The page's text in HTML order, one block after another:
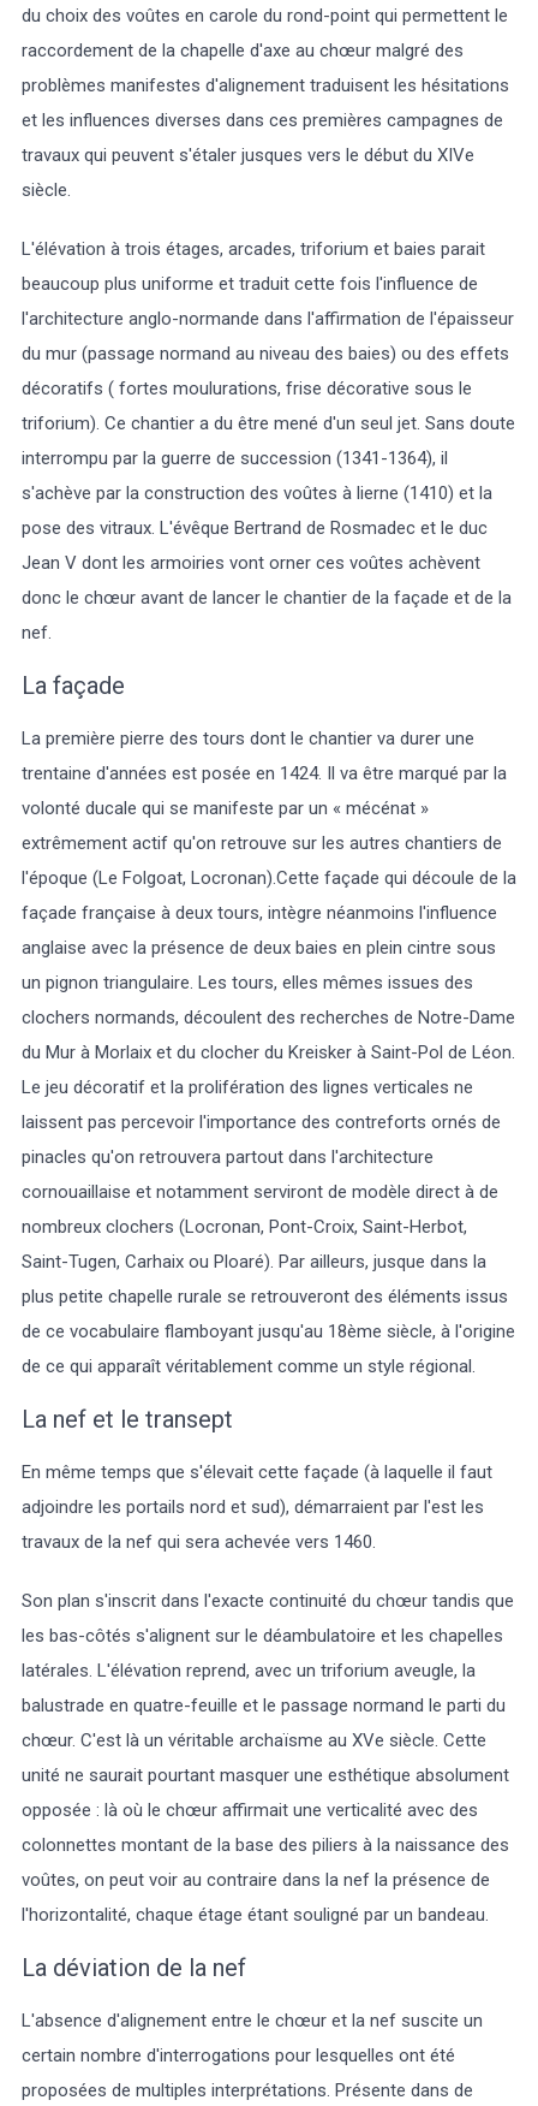
du choix des voûtes en carole du rond-point qui permettent le
raccordement de la chapelle d'axe au chœur malgré des
problèmes manifestes d'alignement traduisent les hésitations
et les influences diverses dans ces premières campagnes de
travaux qui peuvent s'étaler jusques vers le début du XIVe
siècle.
L'élévation à trois étages, arcades, triforium et baies parait
beaucoup plus uniforme et traduit cette fois l'influence de
l'architecture anglo-normande dans l'affirmation de l'épaisseur
du mur (passage normand au niveau des baies) ou des effets
décoratifs ( fortes moulurations, frise décorative sous le
triforium). Ce chantier a du être mené d'un seul jet. Sans doute
interrompu par la guerre de succession (1341-1364), il
s'achève par la construction des voûtes à lierne (1410) et la
pose des vitraux. L'évêque Bertrand de Rosmadec et le duc
Jean V dont les armoiries vont orner ces voûtes achèvent
donc le chœur avant de lancer le chantier de la façade et de la
nef.
La façade
La première pierre des tours dont le chantier va durer une
trentaine d'années est posée en 1424. Il va être marqué par la
volonté ducale qui se manifeste par un « mécénat »
extrêmement actif qu'on retrouve sur les autres chantiers de
l'époque (Le Folgoat, Locronan).Cette façade qui découle de la
façade française à deux tours, intègre néanmoins l'influence
anglaise avec la présence de deux baies en plein cintre sous
un pignon triangulaire. Les tours, elles mêmes issues des
clochers normands, découlent des recherches de Notre-Dame
du Mur à Morlaix et du clocher du Kreisker à Saint-Pol de Léon.
Le jeu décoratif et la prolifération des lignes verticales ne
laissent pas percevoir l'importance des contreforts ornés de
pinacles qu'on retrouvera partout dans l'architecture
cornouaillaise et notamment serviront de modèle direct à de
nombreux clochers (Locronan, Pont-Croix, Saint-Herbot,
Saint-Tugen, Carhaix ou Ploaré). Par ailleurs, jusque dans la
plus petite chapelle rurale se retrouveront des éléments issus
de ce vocabulaire flamboyant jusqu'au 18ème siècle, à l'origine
de ce qui apparaît véritablement comme un style régional.
La nef et le transept
En même temps que s'élevait cette façade (à laquelle il faut
adjoindre les portails nord et sud), démarraient par l'est les
travaux de la nef qui sera achevée vers 1460.
Son plan s'inscrit dans l'exacte continuité du chœur tandis que
les bas-côtés s'alignent sur le déambulatoire et les chapelles
latérales. L'élévation reprend, avec un triforium aveugle, la
balustrade en quatre-feuille et le passage normand le parti du
chœur. C'est là un véritable archaïsme au XVe siècle. Cette
unité ne saurait pourtant masquer une esthétique absolument
opposée : là où le chœur affirmait une verticalité avec des
colonnettes montant de la base des piliers à la naissance des
voûtes, on peut voir au contraire dans la nef la présence de
l'horizontalité, chaque étage étant souligné par un bandeau.
La déviation de la nef
L'absence d'alignement entre le chœur et la nef suscite un
certain nombre d'interrogations pour lesquelles ont été
proposées de multiples interprétations. Présente dans de